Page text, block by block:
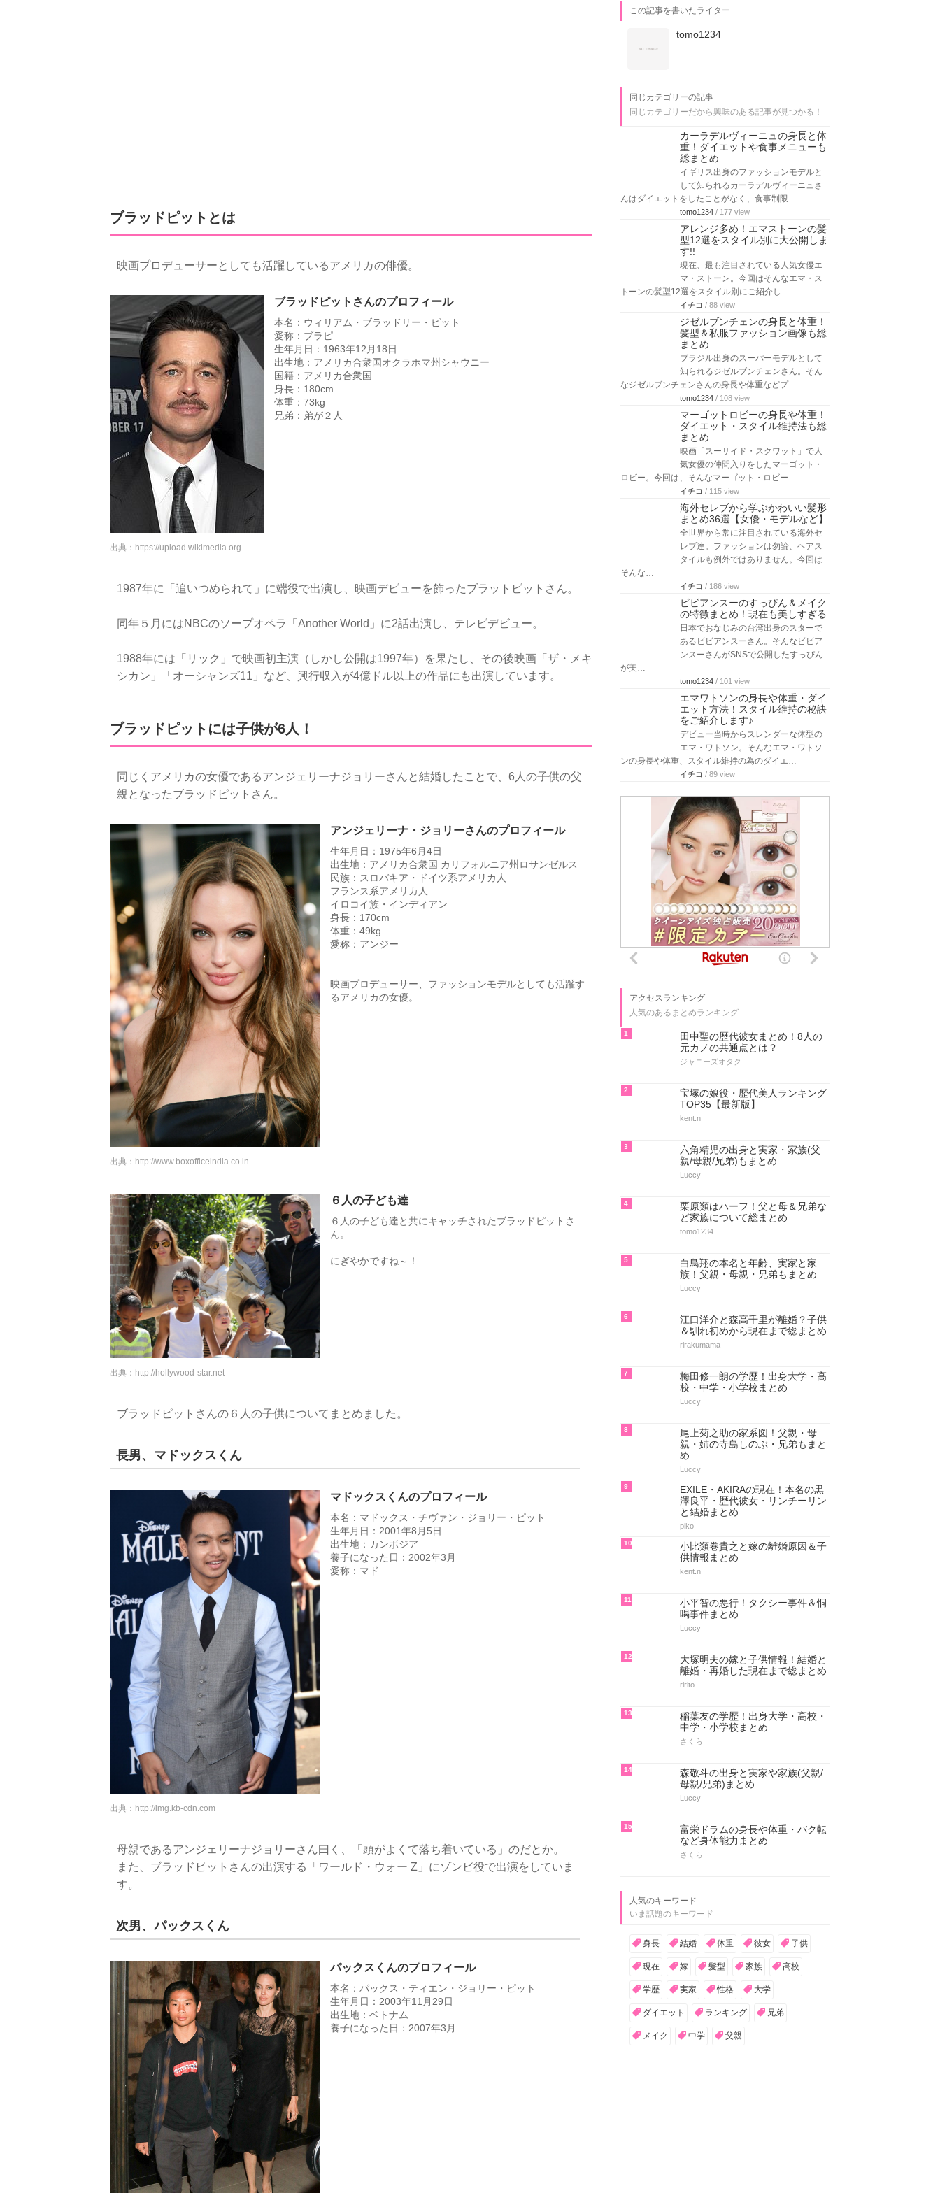
ブラッドピットとは
映画プロデューサーとしても活躍しているアメリカの俳優。
ブラッドピットさんのプロフィール
本名：ウィリアム・ブラッドリー・ピット
愛称：ブラピ
生年月日：1963年12月18日
出生地：アメリカ合衆国オクラホマ州シャウニー
国籍：アメリカ合衆国
身長：180cm
体重：73kg
兄弟：弟が２人
出典： https://upload.wikimedia.org
1987年に「追いつめられて」に端役で出演し、映画デビューを飾ったブラットビットさん。
同年５月にはNBCのソープオペラ「Another World」に2話出演し、テレビデビュー。
1988年には「リック」で映画初主演（しかし公開は1997年）を果たし、その後映画「ザ・メキ
シカン」「オーシャンズ11」など、興行収入が4億ドル以上の作品にも出演しています。
ブラッドピットには子供が6人！
同じくアメリカの女優であるアンジェリーナジョリーさんと結婚したことで、6人の子供の父
親となったブラッドピットさん。
アンジェリーナ・ジョリーさんのプロフィール
生年月日：1975年6月4日
出生地：アメリカ合衆国 カリフォルニア州ロサンゼルス
民族：スロバキア・ドイツ系アメリカ人
フランス系アメリカ人
イロコイ族・インディアン
身長：170cm
体重：49kg
愛称：アンジー
映画プロデューサー、ファッションモデルとしても活躍す
るアメリカの女優。
出典： http://www.boxofficeindia.co.in
６人の子ども達
６人の子ども達と共にキャッチされたブラッドピットさ
ん。
にぎやかですね～！
出典： http://hollywood-star.net
ブラッドピットさんの６人の子供についてまとめました。
長男、マドックスくん
マドックスくんのプロフィール
本名：マドックス・チヴァン・ジョリー・ピット
生年月日：2001年8月5日
出生地：カンボジア
養子になった日：2002年3月
愛称：マド
出典： http://img.kb-cdn.com
母親であるアンジェリーナジョリーさん曰く、「頭がよくて落ち着いている」のだとか。
また、ブラッドピットさんの出演する「ワールド・ウォー Z」にゾンビ役で出演をしていま
す。
次男、パックスくん
パックスくんのプロフィール
本名：パックス・ティエン・ジョリー・ピット
生年月日：2003年11月29日
出生地：ベトナム
養子になった日：2007年3月
この記事を書いたライター
tomo1234
同じカテゴリーの記事
同じカテゴリーだから興味のある記事が見つかる！
カーラデルヴィーニュの身長と体
重！ダイエットや食事メニューも
総まとめ
イギリス出身のファッションモデルと
して知られるカーラデルヴィーニュさ
んはダイエットをしたことがなく、食事制限…
tomo1234 / 177 view
アレンジ多め！エマストーンの髪
型12選をスタイル別に大公開しま
す!!
現在、最も注目されている人気女優エ
マ・ストーン。今回はそんなエマ・ス
トーンの髪型12選をスタイル別にご紹介し…
イチコ / 88 view
ジゼルブンチェンの身長と体重！
髪型＆私服ファッション画像も総
まとめ
ブラジル出身のスーパーモデルとして
知られるジゼルブンチェンさん。そん
なジゼルブンチェンさんの身長や体重などプ…
tomo1234 / 108 view
マーゴットロビーの身長や体重！
ダイエット・スタイル維持法も総
まとめ
映画「スーサイド・スクワット」で人
気女優の仲間入りをしたマーゴット・
ロビー。今回は、そんなマーゴット・ロビー…
イチコ / 115 view
海外セレブから学ぶかわいい髪形
まとめ36選【女優・モデルなど】
全世界から常に注目されている海外セ
レブ達。ファッションは勿論、ヘアス
タイルも例外ではありません。今回は
そんな…
イチコ / 186 view
ビビアンスーのすっぴん＆メイク
の特徴まとめ！現在も美しすぎる
日本でおなじみの台湾出身のスターで
あるビビアンスーさん。そんなビビア
ンスーさんがSNSで公開したすっぴん
が美…
tomo1234 / 101 view
エマワトソンの身長や体重・ダイ
エット方法！スタイル維持の秘訣
をご紹介します♪
デビュー当時からスレンダーな体型の
エマ・ワトソン。そんなエマ・ワトソ
ンの身長や体重、スタイル維持の為のダイエ…
イチコ / 89 view
アクセスランキング
人気のあるまとめランキング
1
田中聖の歴代彼女まとめ！8人の
元カノの共通点とは？
ジャニーズオタク
2
宝塚の娘役・歴代美人ランキング
TOP35【最新版】
kent.n
3
六角精児の出身と実家・家族(父
親/母親/兄弟)もまとめ
Luccy
4
栗原類はハーフ！父と母＆兄弟な
ど家族について総まとめ
tomo1234
5
白鳥翔の本名と年齢、実家と家
族！父親・母親・兄弟もまとめ
Luccy
6
江口洋介と森高千里が離婚？子供
＆馴れ初めから現在まで総まとめ
rirakumama
7
梅田修一朗の学歴！出身大学・高
校・中学・小学校まとめ
Luccy
8
尾上菊之助の家系図！父親・母
親・姉の寺島しのぶ・兄弟もまと
め
Luccy
9
EXILE・AKIRAの現在！本名の黒
澤良平・歴代彼女・リンチーリン
と結婚まとめ
piko
10
小比類巻貴之と嫁の離婚原因＆子
供情報まとめ
kent.n
11
小平智の悪行！タクシー事件＆恫
喝事件まとめ
Luccy
12
大塚明夫の嫁と子供情報！結婚と
離婚・再婚した現在まで総まとめ
ririto
13
稲葉友の学歴！出身大学・高校・
中学・小学校まとめ
さくら
14
森敬斗の出身と実家や家族(父親/
母親/兄弟)まとめ
Luccy
15
富栄ドラムの身長や体重・バク転
など身体能力まとめ
さくら
人気のキーワード
いま話題のキーワード
身長 結婚 体重 彼女 子供
現在 嫁 髪型 家族 高校
学歴 実家 性格 大学
ダイエット ランキング 兄弟
メイク 中学 父親